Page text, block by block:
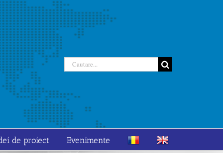
Cautare...
de proiect Evenimente